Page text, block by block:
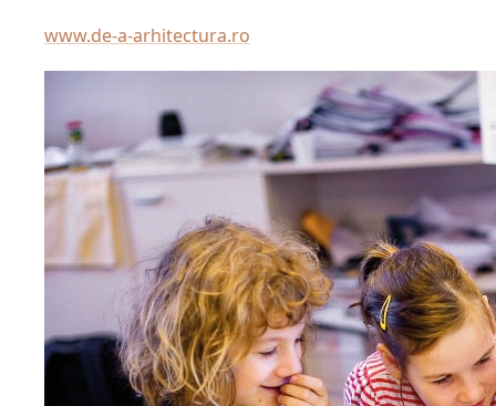
www.de-a-arhitectura.ro